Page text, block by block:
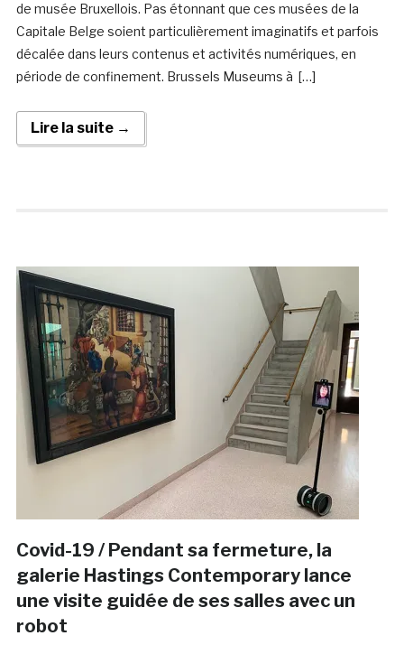
de musée Bruxellois. Pas étonnant que ces musées de la
Capitale Belge soient particulièrement imaginatifs et parfois
décalée dans leurs contenus et activités numériques, en
période de confinement. Brussels Museums à […]
Lire la suite →
Covid-19 / Pendant sa fermeture, la
galerie Hastings Contemporary lance
une visite guidée de ses salles avec un
robot